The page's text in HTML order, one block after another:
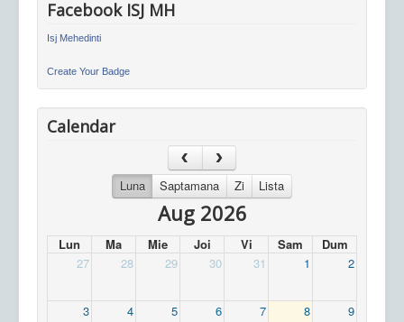
Facebook ISJ MH
Isj Mehedinti
Create Your Badge
Calendar
Luna Saptamana Zi Lista
Aug 2026
Lun Ma Mie Joi Vi Sam
Dum
27
28 29 30 31 1 2
3 4 5 6 7 8 9